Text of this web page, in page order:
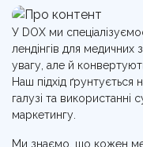
У DOX ми
лендінгів для медичних
увагу, але й конвертують
Наш підхід ґрунтується
галузі та використанні
маркетингу.
Ми знаємо, що кожен